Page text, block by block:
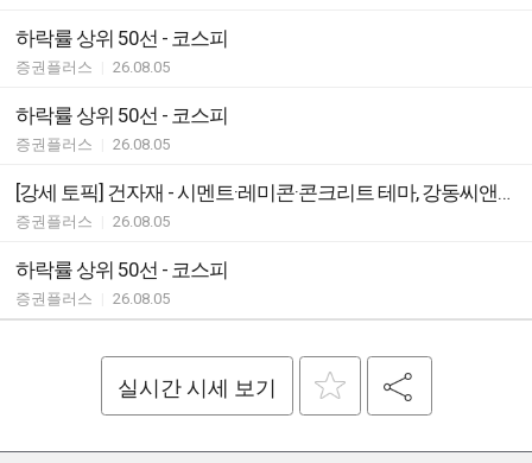
하락률 상위 50선 - 코스피
증권플러스 26.08.05
하락률 상위 50선 - 코스피
증권플러스 26.08.05
[강세 토픽] 건자재 - 시멘트·레미콘·콘크리트 테마, 강동씨앤엘 +9.89%, 서산 +8.84%
증권플러스 26.08.05
하락률 상위 50선 - 코스피
증권플러스 26.08.05
실시간 시세 보기